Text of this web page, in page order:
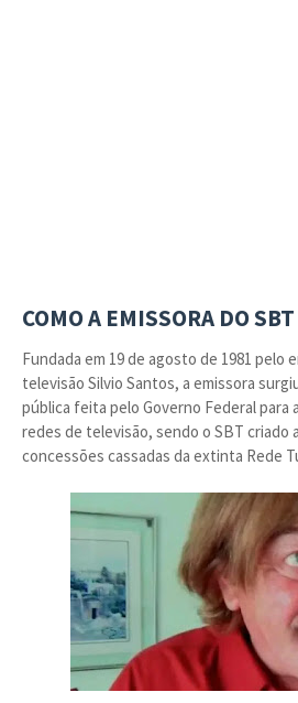
COMO A EMISSORA DO
Fundada em 19 de agosto de 1981 pelo
televisão Silvio Santos, a emissora
pública feita pelo Governo Federal para
redes de televisão, sendo o SBT criado
concessões cassadas da extinta Rede